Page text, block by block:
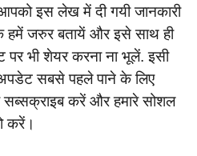
इस लेख में दी गयी जानकारी
हमें जरुर बतायें और इसे साथ ही
भी शेयर करना ना भूलें. इसी
सबसे पहले पाने के लिए
सब्सक्राइब करें और हमारे सोशल
करें।